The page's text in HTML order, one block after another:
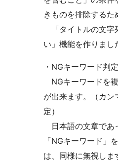
きものを排除するた
「タイトルの文字
い」機能を作りまし
・NGキーワード判定
NGキーワードを
が出来ます。（カン
定）
日本語の文章であ
「NGキーワード」
は、同様に無視しま